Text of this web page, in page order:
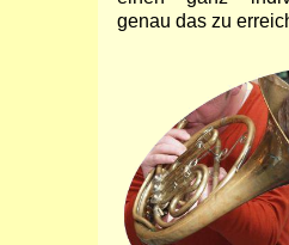
genau das zu